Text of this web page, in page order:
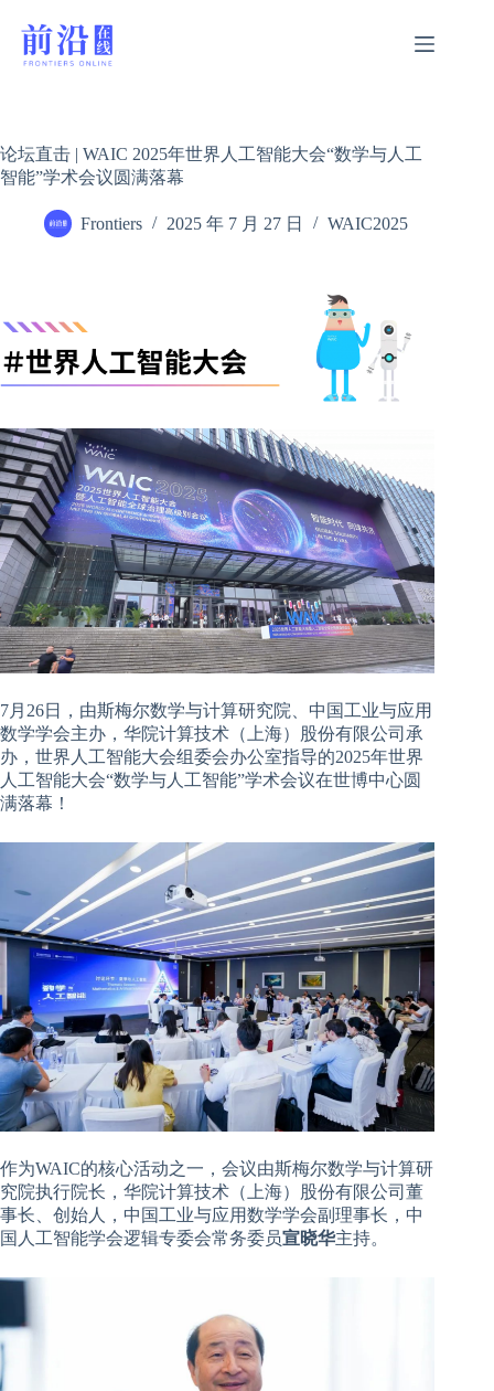
论坛直击 | WAIC 2025年世界人工智能大会“数学与人工
智能”学术会议圆满落幕
Frontiers 2025 年 7 月 27 日 WAIC2025
7月26日，由斯梅尔数学与计算研究院、中国工业与应用
数学学会主办，华院计算技术（上海）股份有限公司承
办，世界人工智能大会组委会办公室指导的2025年世界
人工智能大会“数学与人工智能”学术会议在世博中心圆
满落幕！
作为WAIC的核心活动之一，会议由斯梅尔数学与计算研
究院执行院长，华院计算技术（上海）股份有限公司董
事长、创始人，中国工业与应用数学学会副理事长，中
国人工智能学会逻辑专委会常务委员宣晓华主持。